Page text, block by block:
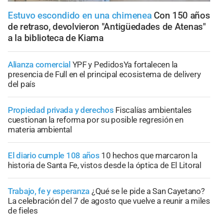
Estuvo escondido en una chimenea Con 150 años
de retraso, devolvieron "Antigüedades de Atenas"
a la biblioteca de Kiama
Alianza comercial YPF y PedidosYa fortalecen la
presencia de Full en el principal ecosistema de delivery
del país
Propiedad privada y derechos Fiscalías ambientales
cuestionan la reforma por su posible regresión en
materia ambiental
El diario cumple 108 años 10 hechos que marcaron la
historia de Santa Fe, vistos desde la óptica de El Litoral
Trabajo, fe y esperanza ¿Qué se le pide a San Cayetano?
La celebración del 7 de agosto que vuelve a reunir a miles
de fieles